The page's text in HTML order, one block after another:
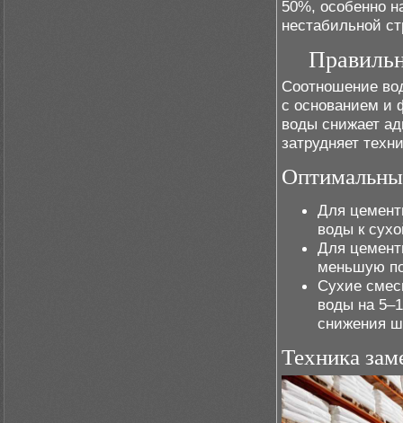
50%, особенно
нестабильной
Соотношение
с основанием и
воды снижает
затрудняет
Для
воды к
Для
меньшую
Сухие
воды на
снижения
Техника